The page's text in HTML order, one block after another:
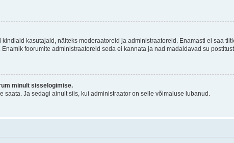
kasutajaid, näiteks moderaatoreid ja administraatoreid. Enamasti ei saa
foorumite administraatoreid seda ei kannata ja nad madaldavad su
minult sisselogimise.
Ja sedagi ainult siis, kui administraator on selle võimaluse lubanud.